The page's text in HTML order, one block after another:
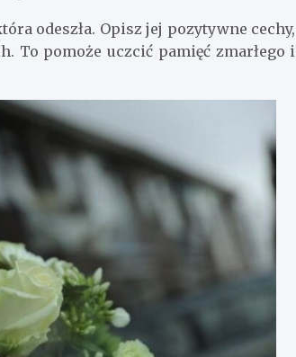
odeszła. Opisz jej pozytywne cechy,
To pomoże uczcić pamięć zmarłego i